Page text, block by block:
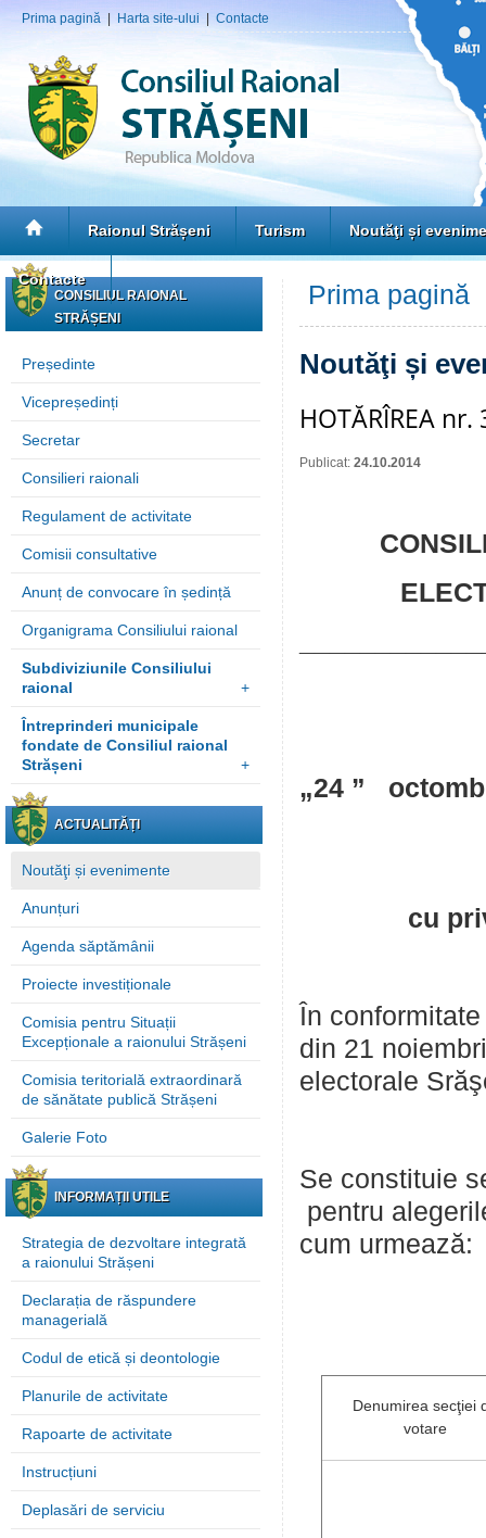
Prima pagină Harta site-ului Contacte
Raionul Strășeni Turism Noutăţi și
Contacte
CONSILIUL RAIONAL
STRĂȘENI
Președinte
Vicepreședinți
Secretar
Consilieri raionali
Regulament de activitate
Comisii consultative
Anunț de convocare în ședință
Organigrama Consiliului raional
Subdiviziunile Consiliului
raional
+
Întreprinderi municipale
fondate de Consiliul raional
Strășeni
+
ACTUALITĂȚI
Noutăţi și evenimente
Anunțuri
Agenda săptămânii
Proiecte investiționale
Comisia pentru Situații
Excepționale a raionului Strășeni
Comisia teritorială extraordinară
de sănătate publică Strășeni
Galerie Foto
INFORMAȚII UTILE
Strategia de dezvoltare integrată
a raionului Strășeni
Declarația de răspundere
managerială
Codul de etică și deontologie
Planurile de activitate
Rapoarte de activitate
Instrucțiuni
Deplasări de serviciu
Prima pagină
Noutăţi și
HOTĂRÎREA
Publicat: 24.10.2014
„24 ”
cu
În
din 21
electorale
Se constituie
pentru
cum urmează:
Denumirea secţiei
votare